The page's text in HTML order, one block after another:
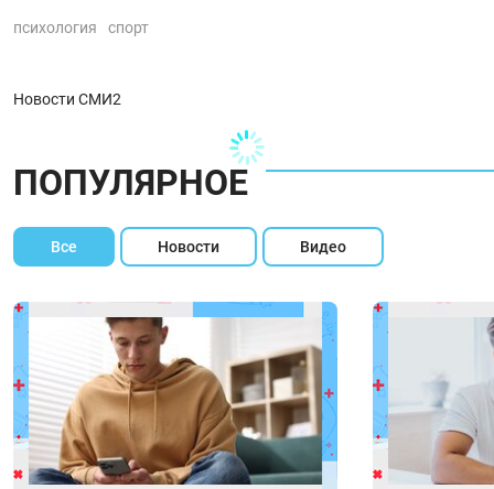
психология спорт
Новости СМИ2
ПОПУЛЯРНОЕ
Все Новости Видео